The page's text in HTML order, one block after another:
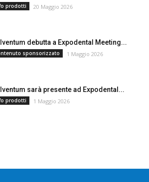
prodotti 20 Maggio 2026
debutta a Expodental Meeting...
sponsorizzato 1 Maggio 2026
sarà presente ad Expodental...
prodotti 1 Maggio 2026